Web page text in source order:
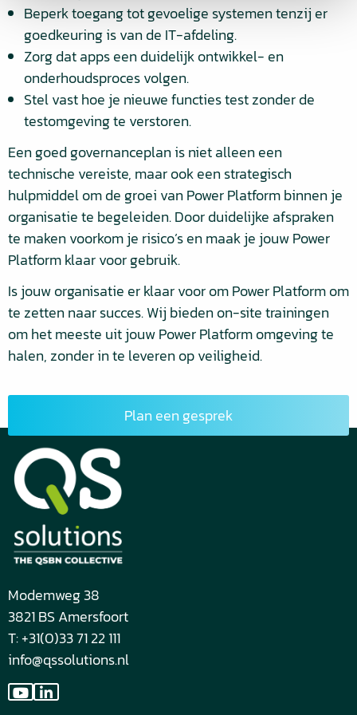
Beperk toegang tot gevoelige systemen tenzij er
goedkeuring is van de IT-afdeling.
Zorg dat apps een duidelijk ontwikkel- en
onderhoudsproces volgen.
Stel vast hoe je nieuwe functies test zonder de
testomgeving te verstoren.
Een goed governanceplan is niet alleen een
technische vereiste, maar ook een strategisch
hulpmiddel om de groei van Power Platform binnen je
organisatie te begeleiden. Door duidelijke afspraken
te maken voorkom je risico’s en maak je jouw Power
Platform klaar voor gebruik.
Is jouw organisatie er klaar voor om Power Platform om
te zetten naar succes. Wij bieden on-site trainingen
om het meeste uit jouw Power Platform omgeving te
halen, zonder in te leveren op veiligheid.
Plan een gesprek
Modemweg 38
3821 BS Amersfoort
T: +31(0)33 71 22 111
info@qssolutions.nl
Ga Ga